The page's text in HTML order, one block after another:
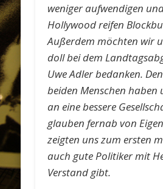
weniger aufwendigen
Hollywood reifen
Außerdem möchten wir
doll bei dem
Uwe Adler bedanken.
beiden Menschen haben
an eine bessere
glauben fernab von
zeigten uns zum ersten
auch gute Politiker mit
Verstand gibt.